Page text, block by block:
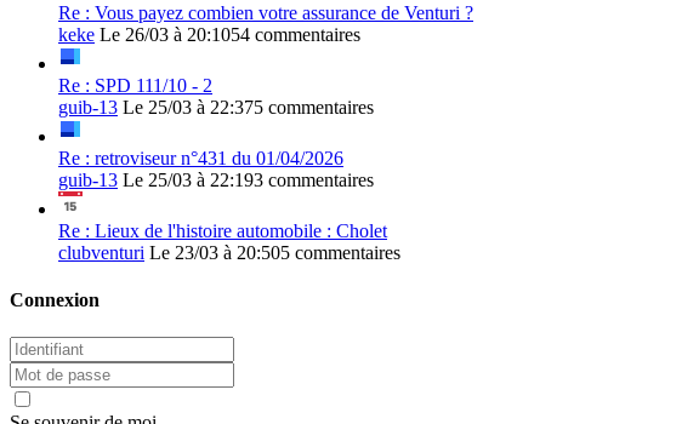
Re : Vous payez combien votre assurance de Venturi ?
keke Le 26/03 à 20:1054 commentaires
Re : SPD 111/10 - 2
guib-13 Le 25/03 à 22:375 commentaires
Re : retroviseur n°431 du 01/04/2026
guib-13 Le 25/03 à 22:193 commentaires
Re : Lieux de l'histoire automobile : Cholet
clubventuri Le 23/03 à 20:505 commentaires
Connexion